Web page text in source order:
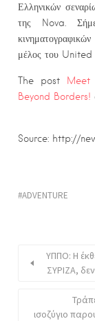
Ελληνικών
της Nova.
μέλος του United
The post Meet
Beyond Borders!
Source: http://
ADVENTURE
ΥΠΠΟ: Η
ΣΥΡΙΖΑ,
ισοζύγιο